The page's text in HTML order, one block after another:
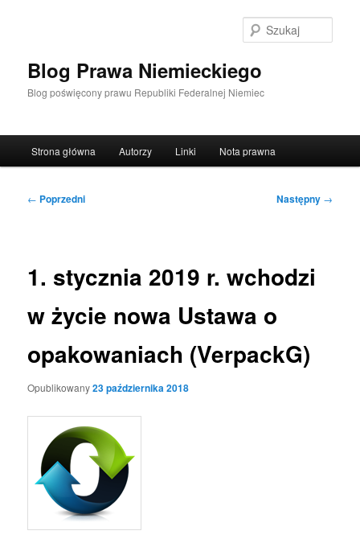
Blog Prawa Niemieckiego
Blog poświęcony prawu Republiki Federalnej Niemiec
Strona główna Autorzy Linki Nota prawna
Nawigacja
← Poprzedni Następny →
1. stycznia 2019 r. wchodzi
w życie nowa Ustawa o
opakowaniach (VerpackG)
Opublikowany23 października 2018